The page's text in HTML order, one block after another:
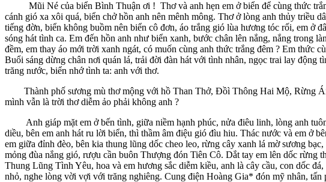
Mũi Né của biển Bình Thuận ơi ! Thơ và anh hẹn em ở biển để cùng thức
cánh gió xa xôi quá, biển chở hồn anh nên mênh mông. Thơ ở lòng anh thủy triều
tiếng đờn, biển không buồm nên biển cô đơn, áo trắng gió lùa hương tóc rối, em ở
sóng hát tình ca. Em đến hồn anh như biển xanh, bước chân lên nắng, nắng trong
đềm, em thay áo mới trời xanh ngát, có muốn cùng anh thức trắng đêm ? Em thức
Buổi sáng dừng chân nơi quán lá, trải đời đàn hát với tình nhân, ngọc trai lay
trăng nước, biển nhớ tình ta: anh với thơ.
Thành phố sương mù thơ mộng với hồ Than Thở, Đồì Thông Hai Mộ, Rừng
mình vẫn là trời thơ diễm ảo phải không anh ?
Anh giáp mặt em ở bến tình, giữa niềm hạnh phúc, nửa điêu linh, lòng anh
diều, bên em anh hát ru lời biển, thì thầm âm điệu gió đìu hiu. Thác nước và em ở
em giữa đỉnh đèo, bên kia thung lũng dốc cheo leo, rừng cây xanh lá mờ sương
mỏng đùa nắng gió, rượu cần buôn Thượng đón Tiên Cô. Dắt tay em lên dốc rừng
Thung Lũng Tình Yêu, hoa và em hương sắc diễm kiều, anh là cây cầu, con dốc
nhỏ, nghe lòng vời vợi với trăng nghiêng. Cung điện Hoàng Gia* đón mỹ nhân,